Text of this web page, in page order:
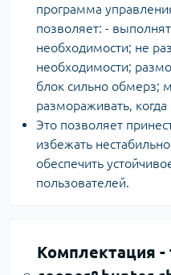
программа
позволяет: -
необходимости; не
необходимости;
блок сильно обмерз;
размораживать,
Это позволяет
избежать
обеспечить
пользователей.
Комплектация -